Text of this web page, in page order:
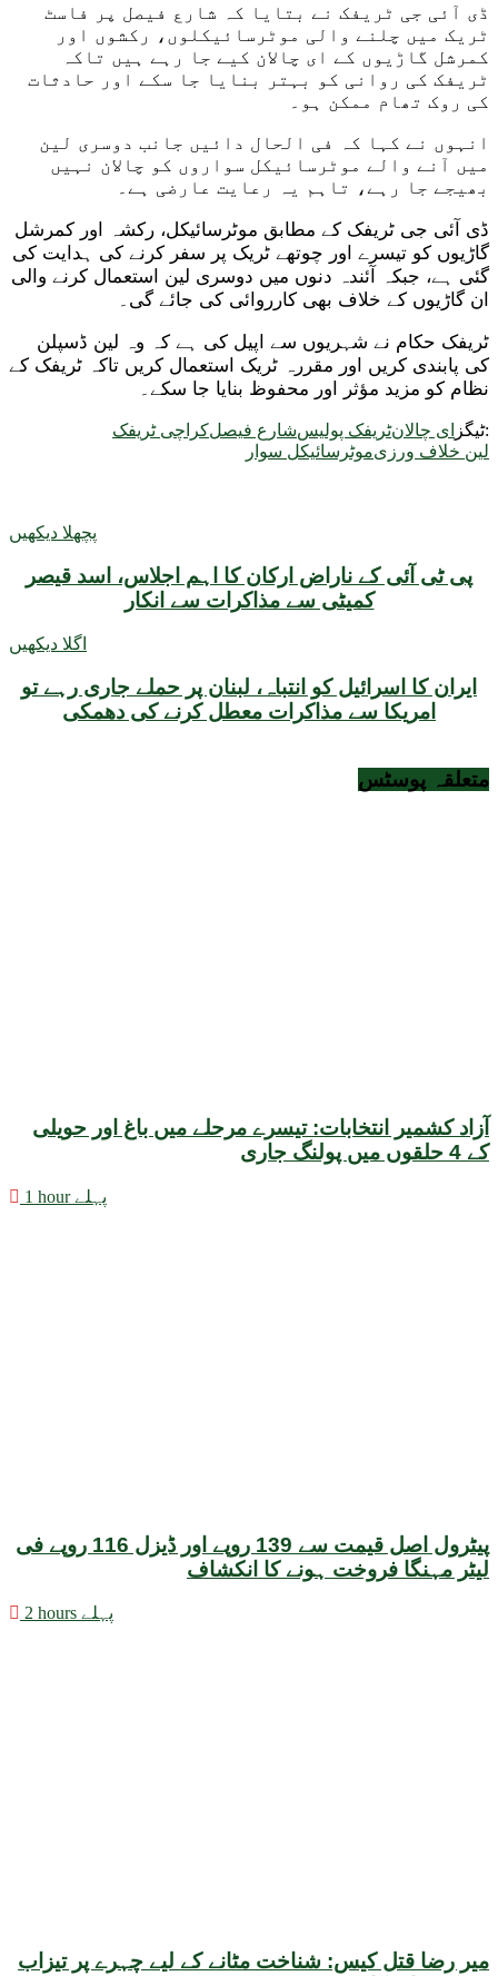
ڈی آئی جی ٹریفک نے بتایا کہ شارع فیصل پر فاسٹ
ٹریک میں چلنے والی موٹرسائیکلوں، رکشوں اور
کمرشل گاڑیوں کے ای چالان کیے جا رہے ہیں تاکہ
ٹریفک کی روانی کو بہتر بنایا جا سکے اور حادثات
کی روک تھام ممکن ہو۔
انہوں نے کہا کہ فی الحال دائیں جانب دوسری لین
میں آنے والے موٹرسائیکل سواروں کو چالان نہیں
بھیجے جا رہے، تاہم یہ رعایت عارضی ہے۔
ڈی آئی جی ٹریفک کے مطابق موٹرسائیکل، رکشہ اور کمرشل
گاڑیوں کو تیسرے اور چوتھے ٹریک پر سفر کرنے کی ہدایت کی
گئی ہے، جبکہ آئندہ دنوں میں دوسری لین استعمال کرنے والی
ان گاڑیوں کے خلاف بھی کارروائی کی جائے گی۔
ٹریفک حکام نے شہریوں سے اپیل کی ہے کہ وہ لین ڈسپلن
کی پابندی کریں اور مقررہ ٹریک استعمال کریں تاکہ ٹریفک کے
نظام کو مزید مؤثر اور محفوظ بنایا جا سکے۔
ٹیگز: ای چالانٹریفک پولیسشارع فیصلکراچی ٹریفک
لین خلاف ورزیموٹرسائیکل سوار
پچھلا دیکھیں
پی ٹی آئی کے ناراض ارکان کا اہم اجلاس، اسد قیصر
کمیٹی سے مذاکرات سے انکار
اگلا دیکھیں
ایران کا اسرائیل کو انتباہ، لبنان پر حملے جاری رہے تو
امریکا سے مذاکرات معطل کرنے کی دھمکی
متعلقہ پوسٹس
آزاد کشمیر انتخابات: تیسرے مرحلے میں باغ اور حویلی
کے 4 حلقوں میں پولنگ جاری
1 hour پہلے
پیٹرول اصل قیمت سے 139 روپے اور ڈیزل 116 روپے فی
لیٹر مہنگا فروخت ہونے کا انکشاف
2 hours پہلے
میر رضا قتل کیس: شناخت مٹانے کے لیے چہرے پر تیزاب